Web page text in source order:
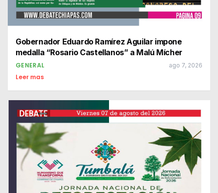
Gobernador Eduardo Ramírez Aguilar impone
medalla “Rosario Castellanos” a Malú Mícher
GENERAL ago 7, 2026
Leer mas